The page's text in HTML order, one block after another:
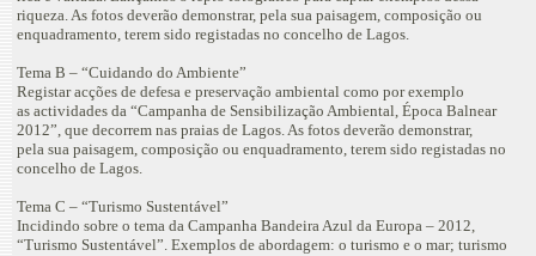
riqueza. As fotos deverão demonstrar, pela sua paisagem, composição ou
enquadramento, terem sido registadas no concelho de Lagos.
Tema B – “Cuidando do Ambiente”
Registar acções de defesa e preservação ambiental como por exemplo
as actividades da “Campanha de Sensibilização Ambiental, Época Balnear
2012”, que decorrem nas praias de Lagos. As fotos deverão demonstrar,
pela sua paisagem, composição ou enquadramento, terem sido registadas no
concelho de Lagos.
Tema C – “Turismo Sustentável”
Incidindo sobre o tema da Campanha Bandeira Azul da Europa – 2012,
“Turismo Sustentável”. Exemplos de abordagem: o turismo e o mar; turismo